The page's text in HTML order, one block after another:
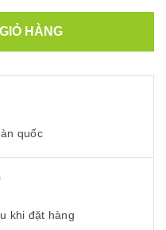
HÀNG
quốc
khi đặt hàng